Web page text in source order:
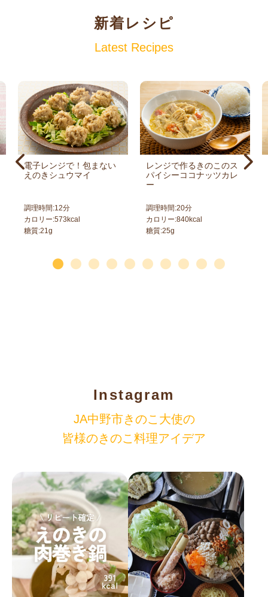
新着レシピ
Latest Recipes
電子レンジで！包まない
えのきシュウマイ
調理時間:12分
カロリー:573kcal
糖質:21 g
レンジで作るきのこのス
パイシーココナッツカレ
ー
調理時間:20分
カロリー:840kcal
糖質:25g
Instagram
JA中野市きのこ大使の
皆様のきのこ料理アイデア